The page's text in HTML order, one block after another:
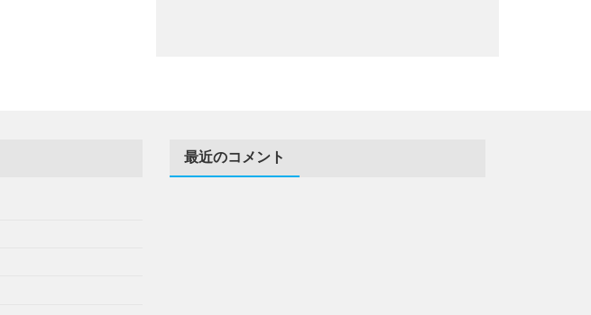
最近のコメント